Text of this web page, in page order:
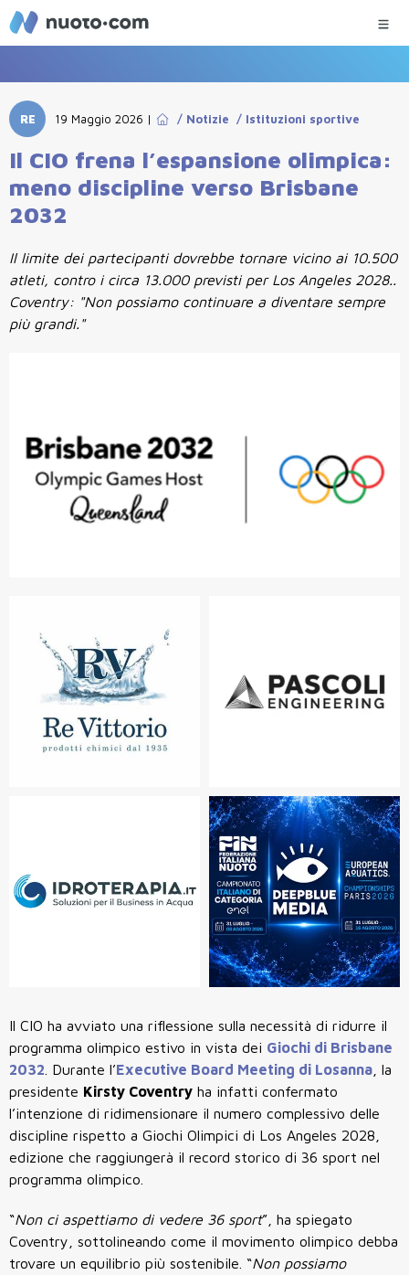
RE 19 Maggio 2026 | / Notizie / Istituzioni sportive
Il CIO frena l’espansione olimpica:
meno discipline verso Brisbane
2032
Il limite dei partecipanti dovrebbe tornare vicino ai 10.500
atleti, contro i circa 13.000 previsti per Los Angeles 2028..
Coventry: "Non possiamo continuare a diventare sempre
più grandi."
Il CIO ha avviato una riflessione sulla necessità di ridurre il
programma olimpico estivo in vista dei Giochi di Brisbane
2032 . Durante l’Executive Board Meeting di Losanna , la
presidente Kirsty Coventry ha infatti confermato
l’intenzione di ridimensionare il numero complessivo delle
discipline rispetto a Giochi Olimpici di Los Angeles 2028,
edizione che raggiungerà il record storico di 36 sport nel
programma olimpico.
“Non ci aspettiamo di vedere 36 sport”, ha spiegato
Coventry, sottolineando come il movimento olimpico debba
trovare un equilibrio più sostenibile. “Non possiamo